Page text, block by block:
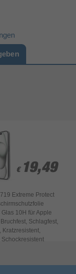
speichern
€ 19,49
€ 19,49
Extreme Protect
10H für Apple
Schlagfest,
Kratzresistent,
Schockresistent